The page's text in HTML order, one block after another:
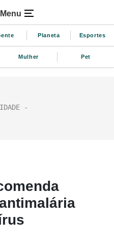
Menu
Planeta Esportes
Mulher Pet